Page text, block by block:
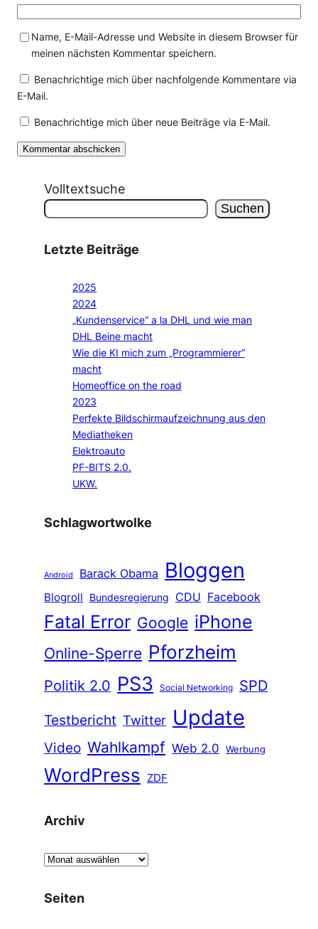
Name, E-Mail-Adresse und Website in diesem Browser für
meinen nächsten Kommentar speichern.
Benachrichtige mich über nachfolgende Kommentare via
E-Mail.
Benachrichtige mich über neue Beiträge via E-Mail.
Volltextsuche
Suchen
Letzte Beiträge
2025
2024
„Kundenservice“ a la DHL und wie man
DHL Beine macht
Wie die KI mich zum „Programmierer“
macht
Homeoffice on the road
2023
Perfekte Bildschirmaufzeichnung aus den
Mediatheken
Elektroauto
PF-BITS 2.0.
UKW.
Schlagwortwolke
Android Barack Obama Bloggen
Blogroll Bundesregierung CDU Facebook
Fatal Error Google iPhone
Online-Sperre Pforzheim
Politik 2.0 PS3 Social Networking
SPD
Testbericht Twitter Update
Video Wahlkampf Web 2.0 Werbung
WordPress ZDF
Archiv
A
c
h
Seiten